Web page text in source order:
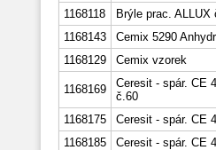
1168118
Brýle prac. ALLUX
1168143
Cemix 5290
1168129
Cemix vzorek
1168169
Ceresit - spár. CE
č.60
1168175
Ceresit - spár. CE
1168185
Ceresit - spár. CE